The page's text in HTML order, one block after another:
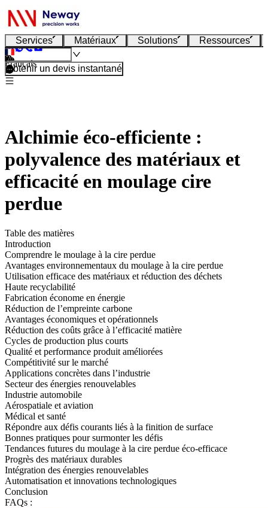
Services Matériaux Solutions Ressources
Français
Obtenir un devis instantané
Alchimie éco-efficiente :
polyvalence des matériaux et
efficacité en moulage cire
perdue
Table des matières
Introduction
Comprendre le moulage à la cire perdue
Avantages environnementaux du moulage à la cire perdue
Utilisation efficace des matériaux et réduction des déchets
Haute recyclabilité
Fabrication économe en énergie
Réduction de l’empreinte carbone
Avantages économiques et opérationnels
Réduction des coûts grâce à l’efficacité matière
Cycles de production plus courts
Qualité et performance produit améliorées
Compétitivité sur le marché
Applications concrètes dans l’industrie
Secteur des énergies renouvelables
Industrie automobile
Aérospatiale et aviation
Médical et santé
Répondre aux défis courants liés à la finition de surface
Bonnes pratiques pour surmonter les défis
Tendances futures du moulage à la cire perdue éco-efficace
Progrès des matériaux durables
Intégration des énergies renouvelables
Automatisation et innovations technologiques
Conclusion
FAQs :